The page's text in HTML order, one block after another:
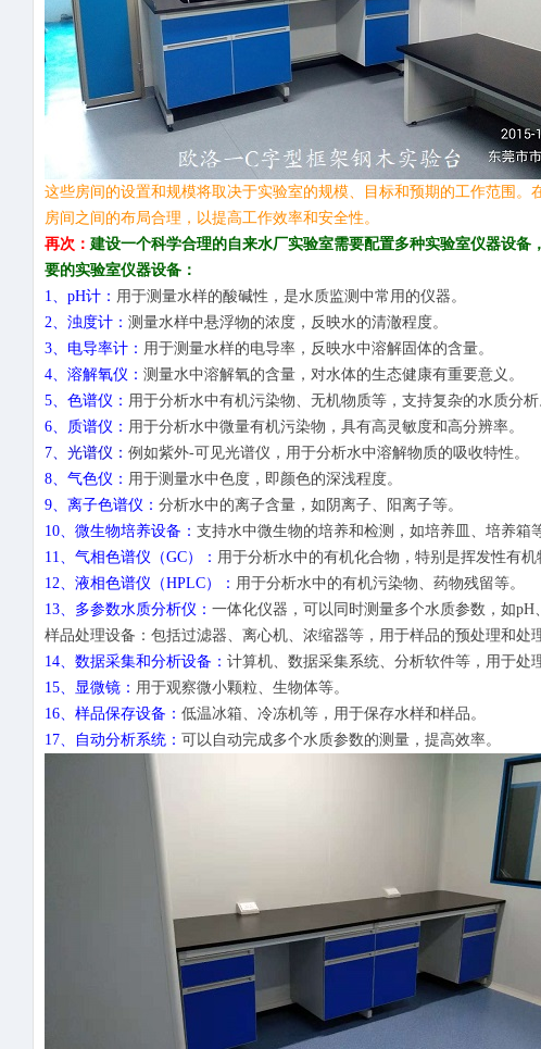
这些房间的设置和规模将取决于实验室的规模、目标和预期的工作范围
房间之间的布局合理，以提高工作效率和安全性。
再次： 建设一个科学合理的自来水厂实验室需要配置多种实验室仪器设
要的实验室仪器设备：
1、pH计： 用于测量水样的酸碱性，是水质监测中常用的仪器。
2、浊度计： 测量水样中悬浮物的浓度，反映水的清澈程度。
3、电导率计： 用于测量水样的电导率，反映水中溶解固体的含量。
4、溶解氧仪： 测量水中溶解氧的含量，对水体的生态健康有重要意义。
5、色谱仪： 用于分析水中有机污染物、无机物质等，支持复杂的水质分析
6、质谱仪： 用于分析水中微量有机污染物，具有高灵敏度和高分辨率。
7、光谱仪： 例如紫外-可见光谱仪，用于分析水中溶解物质的吸收特性。
8、气色仪： 用于测量水中色度，即颜色的深浅程度。
9、离子色谱仪： 分析水中的离子含量，如阴离子、阳离子等。
10、微生物培养设备： 支持水中微生物的培养和检测，如培养皿、培养箱
11、气相色谱仪（GC）： 用于分析水中的有机化合物，特别是挥发性有机
12、液相色谱仪（HPLC）： 用于分析水中的有机污染物、药物残留等。
13、多参数水质分析仪： 一体化仪器，可以同时测量多个水质参数，如pH
样品处理设备：包括过滤器、离心机、浓缩器等，用于样品的预处理和处
14、数据采集和分析设备： 计算机、数据采集系统、分析软件等，用于处
15、显微镜： 用于观察微小颗粒、生物体等。
16、样品保存设备： 低温冰箱、冷冻机等，用于保存水样和样品。
17、自动分析系统： 可以自动完成多个水质参数的测量，提高效率。